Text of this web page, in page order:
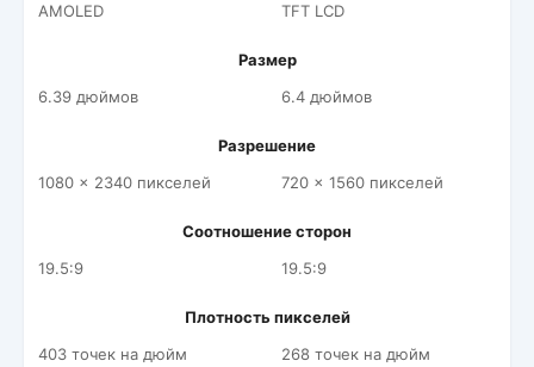
AMOLED
TFT LCD
Размер
6.39 дюймов
6.4 дюймов
Разрешение
1080 x 2340 пикселей
720 x 1560 пикселей
Соотношение сторон
19.5:9
19.5:9
Плотность пикселей
403 точек на дюйм
268 точек на дюйм